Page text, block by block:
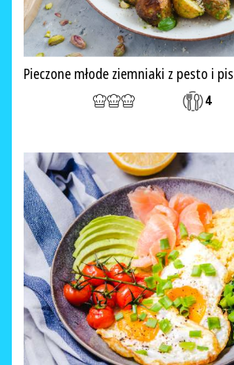
Pieczone młode ziemniaki z pesto i
4